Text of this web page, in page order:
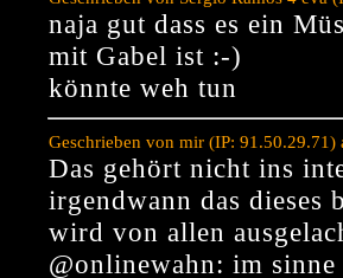
naja gut dass es ein
mit Gabel ist :-)
könnte weh tun
Geschrieben von mir (IP:
Das gehört nicht ins
irgendwann das
wird von allen
@onlinewahn: im